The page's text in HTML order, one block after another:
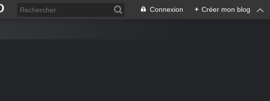
Connexion + Créer mon blog